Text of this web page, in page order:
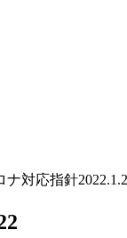
ナ対応指針